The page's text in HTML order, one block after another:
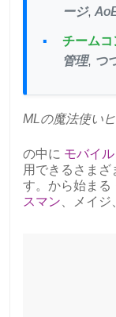
ージ,
チームコ
管理, つ
MLの魔法使い
の中に モバイ
用できるさまざ
す。から始まる
スマン 、メイ